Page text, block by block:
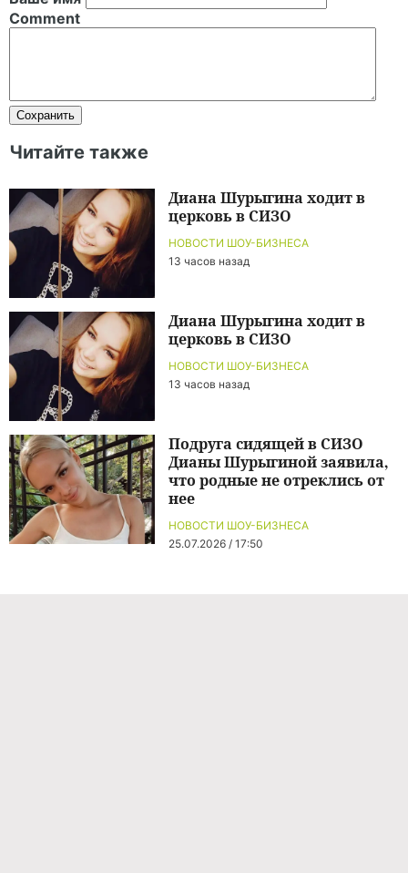
Comment
Читайте также
НОВОСТИ ШОУ-БИЗНЕСА
13 часов назад
Диана Шурыгина ходит в
церковь в СИЗО
НОВОСТИ ШОУ-БИЗНЕСА
13 часов назад
Диана Шурыгина ходит в
церковь в СИЗО
НОВОСТИ ШОУ-БИЗНЕСА
25.07.2026 / 17:50
Подруга сидящей в СИЗО
Дианы Шурыгиной заявила,
что родные не отреклись от
нее